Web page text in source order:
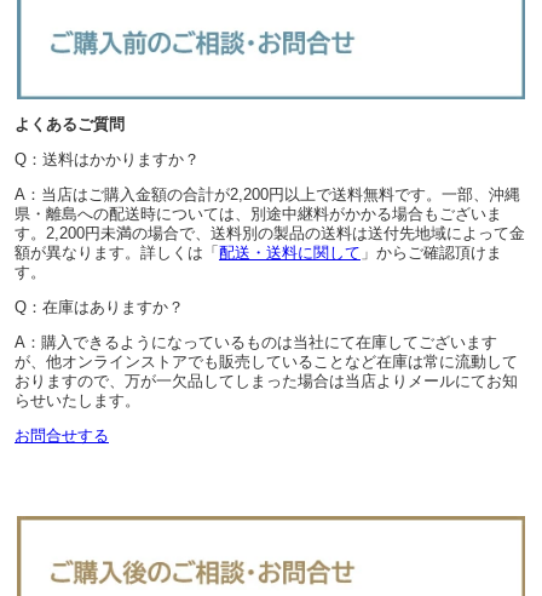
よくあるご質問
Q：送料はかかりますか？
A：当店はご購入金額の合計が2,200円以上で送料無料です。一部、沖縄
県・離島への配送時については、別途中継料がかかる場合もございま
す。2,200円未満の場合で、送料別の製品の送料は送付先地域によって金
額が異なります。詳しくは「 配送・送料に関して 」からご確認頂けま
す。
Q：在庫はありますか？
A：購入できるようになっているものは当社にて在庫してございます
が、他オンラインストアでも販売していることなど在庫は常に流動して
おりますので、万が一欠品してしまった場合は当店よりメールにてお知
らせいたします。
お問合せする